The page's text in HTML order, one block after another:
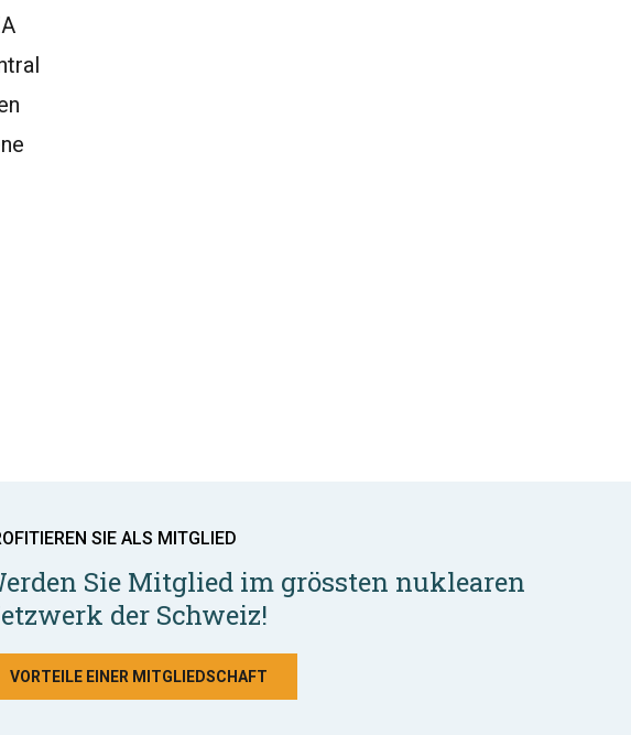
SIE ALS MITGLIED
Sie Mitglied im grössten nuklearen
der Schweiz!
VORTEILE EINER MITGLIEDSCHAFT